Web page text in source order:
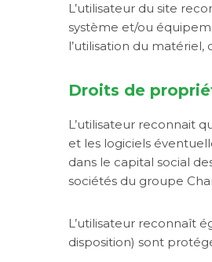
L’utilisateur du site
système et/ou
l’utilisation du
Droits de
L’utilisateur reconnait
et les logiciels
dans le capital social
sociétés du groupe
L’utilisateur reconnaît
disposition) sont